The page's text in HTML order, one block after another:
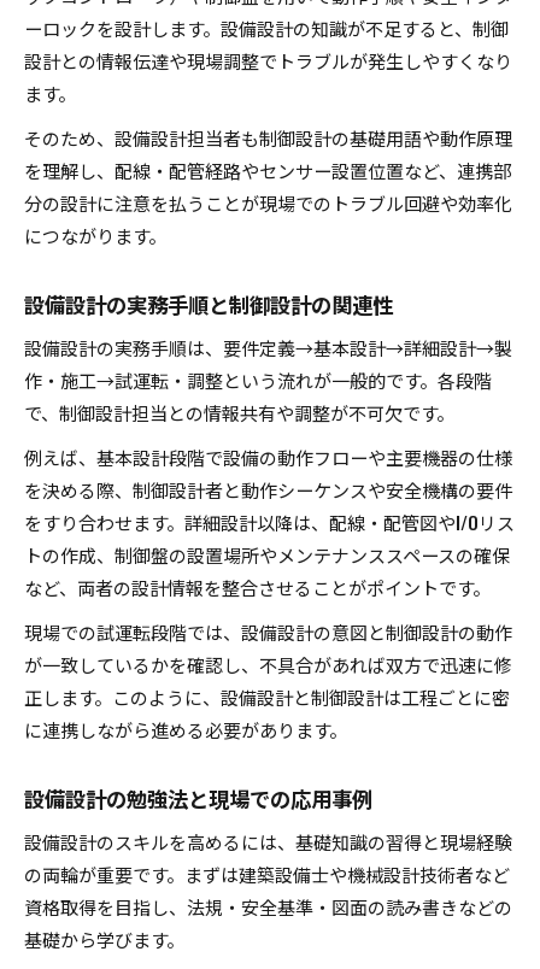
ーロックを設計します。設備設計の知識が不足すると、制御
設計との情報伝達や現場調整でトラブルが発生しやすくなり
ます。
そのため、設備設計担当者も制御設計の基礎用語や動作原理
を理解し、配線・配管経路やセンサー設置位置など、連携部
分の設計に注意を払うことが現場でのトラブル回避や効率化
につながります。
設備設計の実務手順と制御設計の関連性
設備設計の実務手順は、要件定義→基本設計→詳細設計→製
作・施工→試運転・調整という流れが一般的です。各段階
で、制御設計担当との情報共有や調整が不可欠です。
例えば、基本設計段階で設備の動作フローや主要機器の仕様
を決める際、制御設計者と動作シーケンスや安全機構の要件
をすり合わせます。詳細設計以降は、配線・配管図やI/Oリス
トの作成、制御盤の設置場所やメンテナンススペースの確保
など、両者の設計情報を整合させることがポイントです。
現場での試運転段階では、設備設計の意図と制御設計の動作
が一致しているかを確認し、不具合があれば双方で迅速に修
正します。このように、設備設計と制御設計は工程ごとに密
に連携しながら進める必要があります。
設備設計の勉強法と現場での応用事例
設備設計のスキルを高めるには、基礎知識の習得と現場経験
の両輪が重要です。まずは建築設備士や機械設計技術者など
資格取得を目指し、法規・安全基準・図面の読み書きなどの
基礎から学びます。